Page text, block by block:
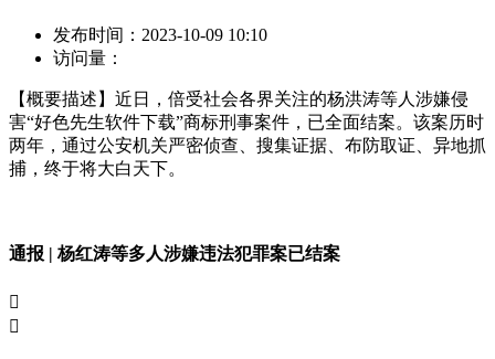
发布时间： 2023-10-09 10:10
访问量：
【概要描述】 近日，倍受社会各界关注的杨洪涛等人涉嫌侵
害“好色先生软件下载”商标刑事案件，已全面结案。该案历时
两年，通过公安机关严密侦查、搜集证据、布防取证、异地抓
捕，终于将大白天下。
通报 | 杨红涛等多人涉嫌违法犯罪案已结案

